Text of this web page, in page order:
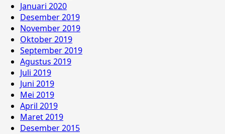
Januari 2020
Desember 2019
November 2019
Oktober 2019
September 2019
Agustus 2019
Juli 2019
Juni 2019
Mei 2019
April 2019
Maret 2019
Desember 2015